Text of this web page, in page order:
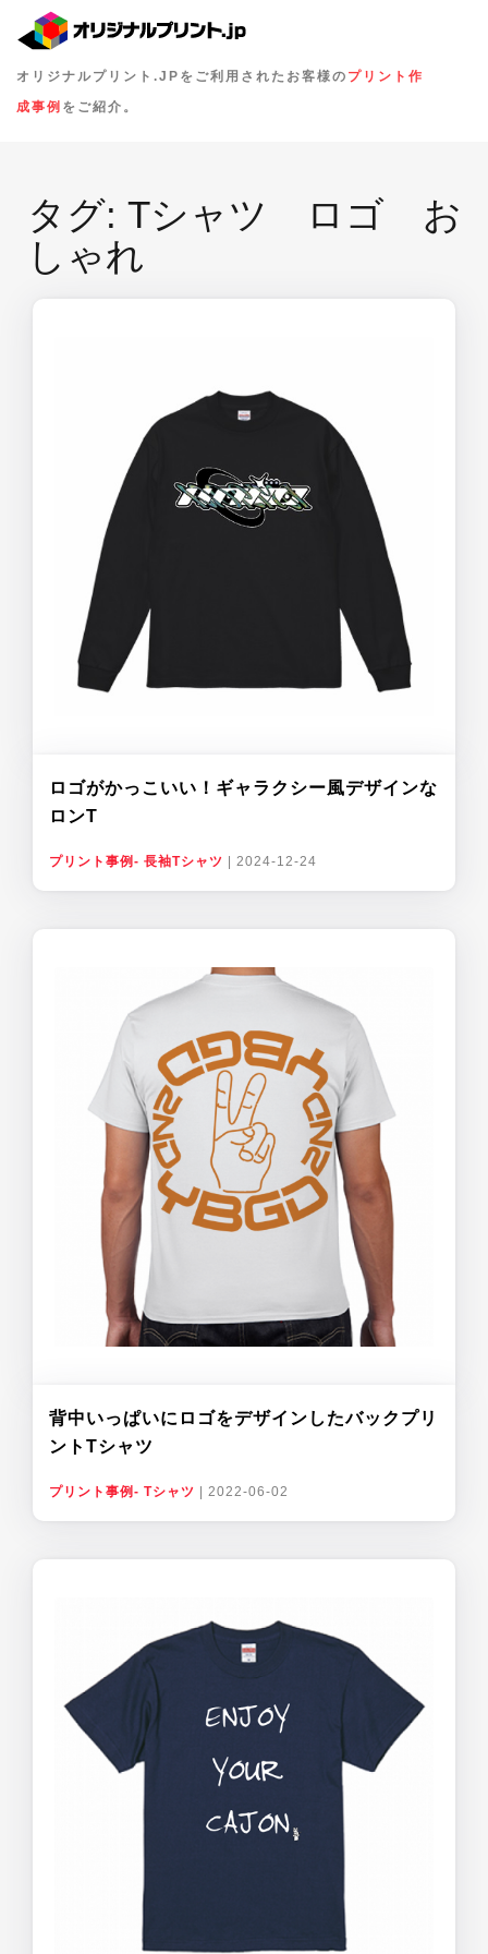
オリジナルプリント.JPをご利用されたお客様の プリント作
成事例 をご紹介。
タグ: Tシャツ ロゴ お
しゃれ
ロゴがかっこいい！ギャラクシー風デザインな
ロンT
プリント事例- 長袖Tシャツ 2024-12-24
背中いっぱいにロゴをデザインしたバックプリ
ントTシャツ
プリント事例- Tシャツ 2022-06-02